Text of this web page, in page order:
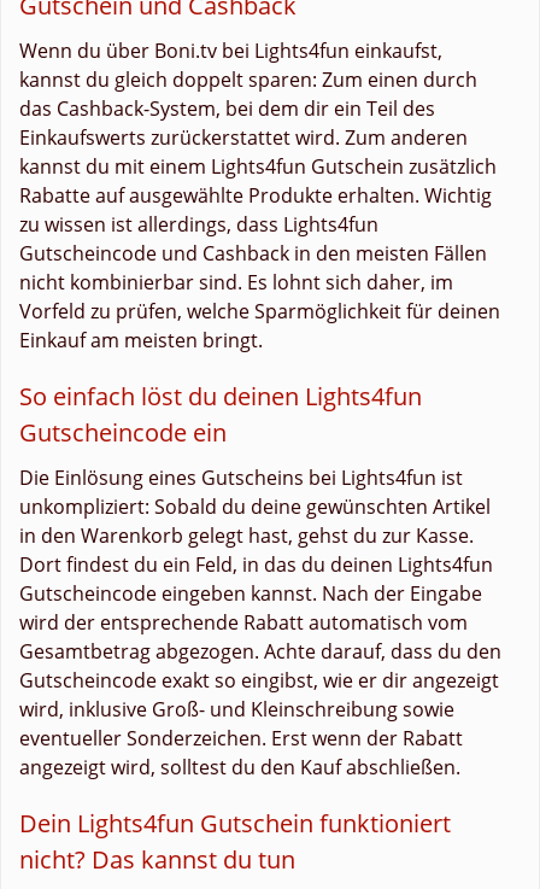
Wenn du über Boni.tv bei Lights4fun einkaufst,
kannst du gleich doppelt sparen: Zum einen durch
das Cashback-System, bei dem dir ein Teil des
Einkaufswerts zurückerstattet wird. Zum anderen
kannst du mit einem Lights4fun Gutschein zusätzlich
Rabatte auf ausgewählte Produkte erhalten. Wichtig
zu wissen ist allerdings, dass Lights4fun
Gutscheincode und Cashback in den meisten Fällen
nicht kombinierbar sind. Es lohnt sich daher, im
Vorfeld zu prüfen, welche Sparmöglichkeit für deinen
Einkauf am meisten bringt.
So einfach löst du deinen Lights4fun
Gutscheincode ein
Die Einlösung eines Gutscheins bei Lights4fun ist
unkompliziert: Sobald du deine gewünschten Artikel
in den Warenkorb gelegt hast, gehst du zur Kasse.
Dort findest du ein Feld, in das du deinen Lights4fun
Gutscheincode eingeben kannst. Nach der Eingabe
wird der entsprechende Rabatt automatisch vom
Gesamtbetrag abgezogen. Achte darauf, dass du den
Gutscheincode exakt so eingibst, wie er dir angezeigt
wird, inklusive Groß- und Kleinschreibung sowie
eventueller Sonderzeichen. Erst wenn der Rabatt
angezeigt wird, solltest du den Kauf abschließen.
Dein Lights4fun Gutschein funktioniert
nicht? Das kannst du tun